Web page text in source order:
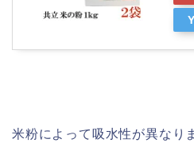
米粉によって吸水性が異なり